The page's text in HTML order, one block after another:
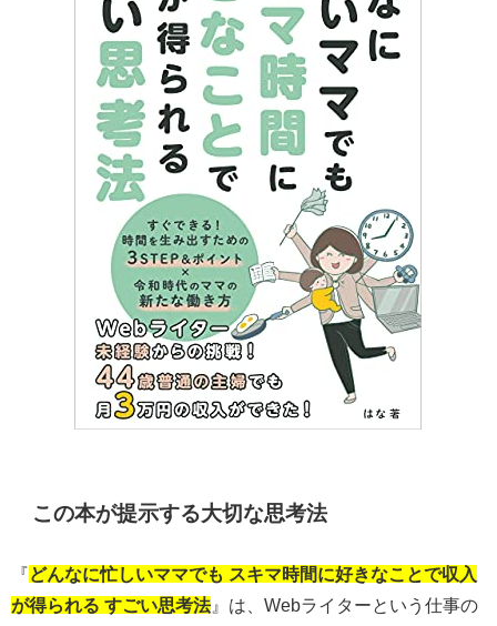
この本が提示する大切な思考法
『どんなに忙しいママでも スキマ時間に好きなことで収入
が得られる すごい思考法』は、Webライターという仕事の